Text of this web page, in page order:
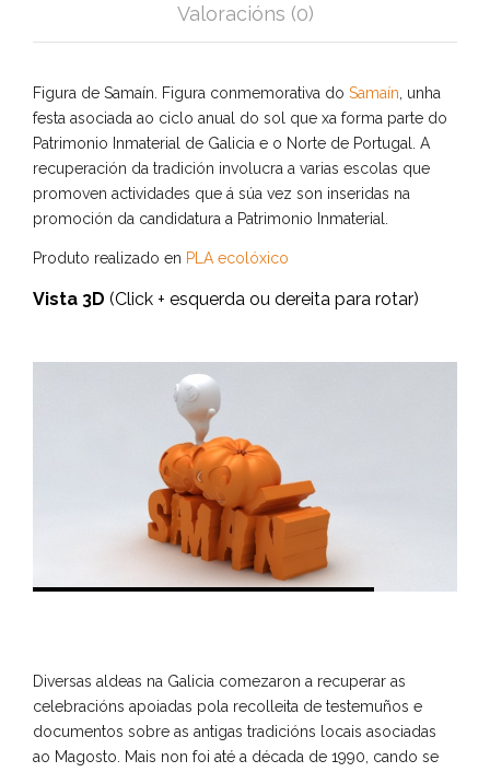
Valoracións (0)
Figura de Samaín. Figura conmemorativa do Samaín, unha
festa asociada ao ciclo anual do sol que xa forma parte do
Patrimonio Inmaterial de Galicia e o Norte de Portugal. A
recuperación da tradición involucra a varias escolas que
promoven actividades que á súa vez son inseridas na
promoción da candidatura a Patrimonio Inmaterial.
Produto realizado en PLA ecolóxico
Vista 3D (Click + esquerda ou dereita para rotar)
Diversas aldeas na Galicia comezaron a recuperar as
celebracións apoiadas pola recolleita de testemuños e
documentos sobre as antigas tradicións locais asociadas
ao Magosto. Mais non foi até a década de 1990, cando se